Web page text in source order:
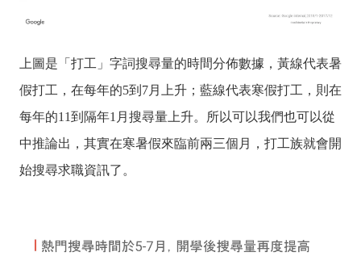
上圖是「打工」字詞搜尋量的時間分佈數據，黃線代表暑
假打工，在每年的5到7月上升；藍線代表寒假打工，則在
每年的11到隔年1月搜尋量上升。所以可以我們也可以從
中推論出，其實在寒暑假來臨前兩三個月，打工族就會開
始搜尋求職資訊了。